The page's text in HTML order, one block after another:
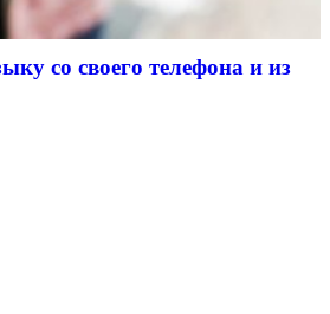
со своего телефона и из